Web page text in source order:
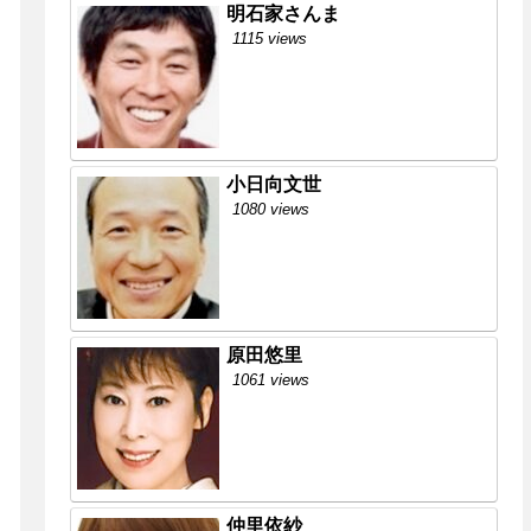
明石家さんま
1115 views
小日向文世
1080 views
原田悠里
1061 views
仲里依紗